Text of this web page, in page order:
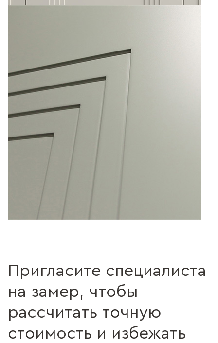
Пригласите специалиста
на замер, чтобы
рассчитать точную
стоимость и избежать